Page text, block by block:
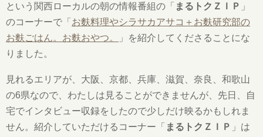
という関西ローカルの朝の情報番組の「 まるトクＺＩＰ 」
のコーナーで「 お麩料理やシラサカアサコ＋お麩研究部の
お麩ごはん。お麩おやつ。
」を紹介してくださることにな
りました。
見れるエリアが、大阪、京都、兵庫、滋賀、奈良、和歌山
の6県なので、わたしは見ることができませんが、先日、自
宅でインタビュー収録をしたので少しだけ映るかもしれま
せん。紹介していただけるコーナー「 まるトクＺＩＰ 」は